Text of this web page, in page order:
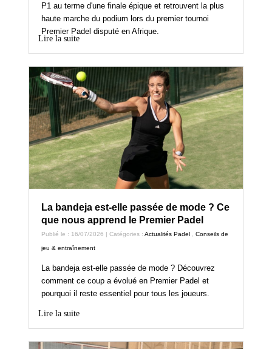
P1 au terme d'une finale épique et retrouvent la plus
haute marche du podium lors du premier tournoi
Premier Padel disputé en Afrique.
Lire la suite
La bandeja est-elle passée de mode ? Ce
que nous apprend le Premier Padel
Publié le : 16/07/2026 | Catégories :Actualités Padel ,Conseils de
jeu & entraînement
La bandeja est-elle passée de mode ? Découvrez
comment ce coup a évolué en Premier Padel et
pourquoi il reste essentiel pour tous les joueurs.
Lire la suite